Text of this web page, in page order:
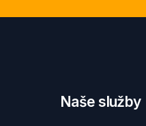
Naše služby